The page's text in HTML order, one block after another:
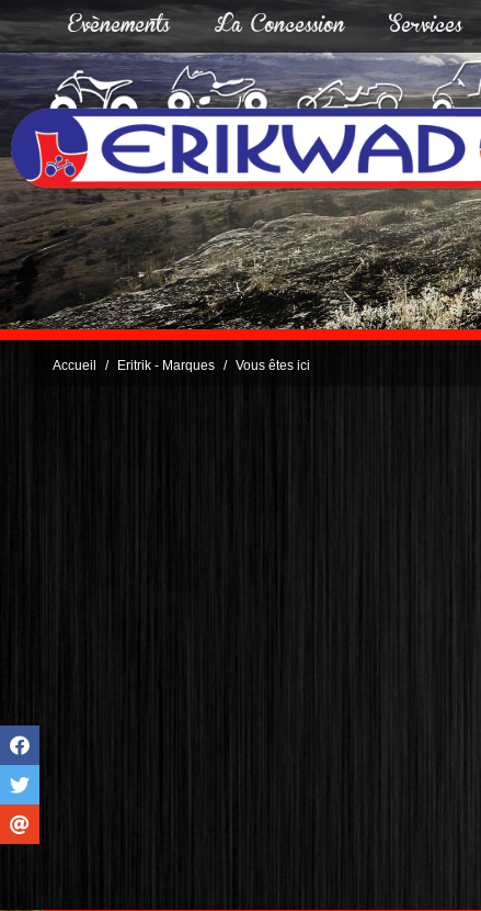
Evènements La Concession Services
Accueil Eritrik - Marques Vous êtes ici